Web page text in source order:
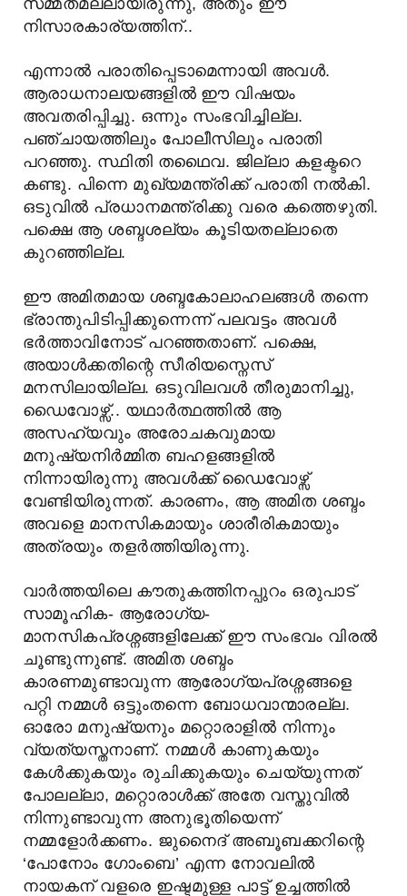
നിസാരകാര്യത്തിന്..
എന്നാൽ പരാതിപ്പെടാമെന്നായി അവൾ.
ആരാധനാലയങ്ങളിൽ ഈ വിഷയം
അവതരിപ്പിച്ചു. ഒന്നും സംഭവിച്ചില്ല.
പഞ്ചായത്തിലും പോലീസിലും പരാതി
പറഞ്ഞു. സ്ഥിതി തഥൈവ. ജില്ലാ കളക്ടറെ
കണ്ടു. പിന്നെ മുഖ്യമന്ത്രിക്ക് പരാതി നൽകി.
ഒടുവിൽ പ്രധാനമന്ത്രിക്കു വരെ കത്തെഴുതി.
പക്ഷെ ആ ശബ്ദശല്യം കൂടിയതല്ലാതെ
കുറഞ്ഞില്ല.
ഈ അമിതമായ ശബ്ദകോലാഹലങ്ങൾ തന്നെ
ഭ്രാന്തുപിടിപ്പിക്കുന്നെന്ന് പലവട്ടം അവൾ
ഭർത്താവിനോട് പറഞ്ഞതാണ്. പക്ഷെ,
അയാൾക്കതിന്റെ സീരിയസ്നെസ്
മനസിലായില്ല. ഒടുവിലവൾ തീരുമാനിച്ചു,
ഡൈവോഴ്സ്.. യഥാർത്ഥത്തിൽ ആ
അസഹ്യവും അരോചകവുമായ
മനുഷ്യനിർമ്മിത ബഹളങ്ങളിൽ
നിന്നായിരുന്നു അവൾക്ക് ഡൈവോഴ്സ്
വേണ്ടിയിരുന്നത്. കാരണം, ആ അമിത ശബ്ദം
അവളെ മാനസികമായും ശാരീരികമായും
അത്രയും തളർത്തിയിരുന്നു.
വാർത്തയിലെ കൗതുകത്തിനപ്പുറം ഒരുപാട്
സാമൂഹിക- ആരോഗ്യ-
മാനസികപ്രശ്നങ്ങളിലേക്ക് ഈ സംഭവം വിരൽ
ചൂണ്ടുന്നുണ്ട്. അമിത ശബ്ദം
കാരണമുണ്ടാവുന്ന ആരോഗ്യപ്രശ്നങ്ങളെ
പറ്റി നമ്മൾ ഒട്ടുംതന്നെ ബോധവാന്മാരല്ല.
ഓരോ മനുഷ്യനും മറ്റൊരാളിൽ നിന്നും
വ്യത്യസ്തനാണ്. നമ്മൾ കാണുകയും
കേൾക്കുകയും രുചിക്കുകയും ചെയ്യുന്നത്
പോലല്ലാ, മറ്റൊരാൾക്ക് അതേ വസ്തുവിൽ
നിന്നുണ്ടാവുന്ന അനുഭൂതിയെന്ന്
നമ്മളോർക്കണം. ജുനൈദ് അബൂബക്കറിന്റെ
‘പോനോം ഗോംബെ’ എന്ന നോവലിൽ
നായകന് വളരെ ഇഷ്ടമുള്ള പാട്ട് ഉച്ചത്തിൽ